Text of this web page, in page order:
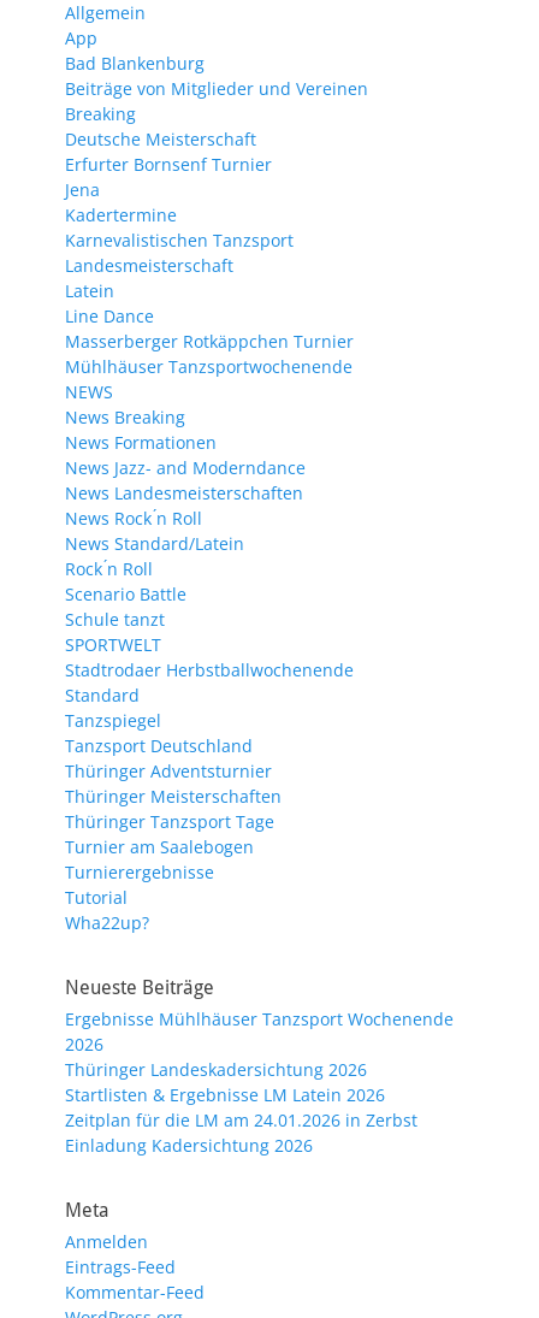
Allgemein
App
Bad Blankenburg
Beiträge von Mitglieder und Vereinen
Breaking
Deutsche Meisterschaft
Erfurter Bornsenf Turnier
Jena
Kadertermine
Karnevalistischen Tanzsport
Landesmeisterschaft
Latein
Line Dance
Masserberger Rotkäppchen Turnier
Mühlhäuser Tanzsportwochenende
NEWS
News Breaking
News Formationen
News Jazz- and Moderndance
News Landesmeisterschaften
News Rock ́n Roll
News Standard/Latein
Rock ́n Roll
Scenario Battle
Schule tanzt
SPORTWELT
Stadtrodaer Herbstballwochenende
Standard
Tanzspiegel
Tanzsport Deutschland
Thüringer Adventsturnier
Thüringer Meisterschaften
Thüringer Tanzsport Tage
Turnier am Saalebogen
Turnierergebnisse
Tutorial
Wha22up?
Neueste Beiträge
Ergebnisse Mühlhäuser Tanzsport Wochenende
2026
Thüringer Landeskadersichtung 2026
Startlisten & Ergebnisse LM Latein 2026
Zeitplan für die LM am 24.01.2026 in Zerbst
Einladung Kadersichtung 2026
Meta
Anmelden
Eintrags-Feed
Kommentar-Feed